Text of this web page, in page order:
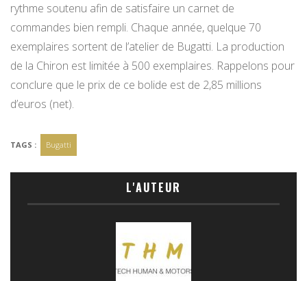
rythme soutenu afin de satisfaire un carnet de
commandes bien rempli. Chaque année, quelque 70
exemplaires sortent de l’atelier de Bugatti. La production
de la Chiron est limitée à 500 exemplaires. Rappelons pour
conclure que le prix de ce bolide est de 2,85 millions
d’euros (net).
TAGS : Bugatti
L'AUTEUR